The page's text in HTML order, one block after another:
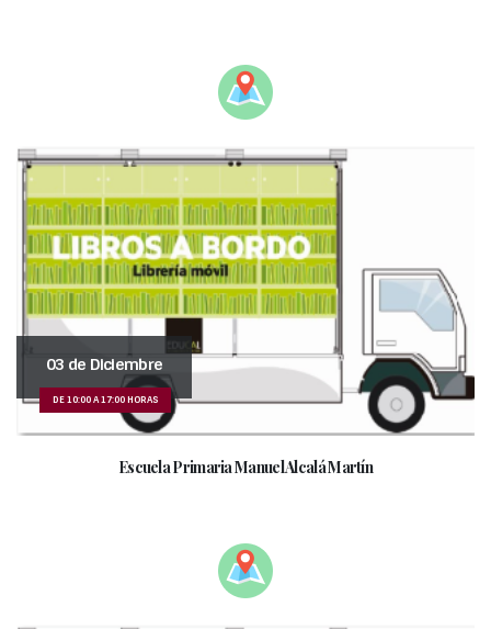
03 de Diciembre
DE 10:00 A 17:00 HORAS
Escuela Primaria Manuel Alcalá Martín